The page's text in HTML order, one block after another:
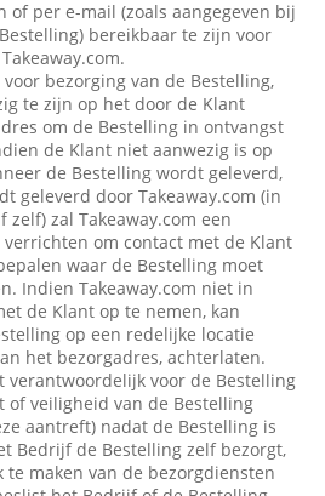
of per e-mail (zoals aangegeven bij
bereikbaar te zijn voor
bezorging van de Bestelling,
te zijn op het door de Klant
om de Bestelling in ontvangst
de Klant niet aanwezig is op
de Bestelling wordt geleverd,
geleverd door Takeaway.com (in
zal Takeaway.com een
om contact met de Klant
waar de Bestelling moet
Indien Takeaway.com niet in
de Klant op te nemen, kan
op een redelijke locatie
het bezorgadres, achterlaten.
verantwoordelijk voor de Bestelling
of veiligheid van de Bestelling
aantreft) nadat de Bestelling is
Bedrijf de Bestelling zelf bezorgt,
maken van de bezorgdiensten